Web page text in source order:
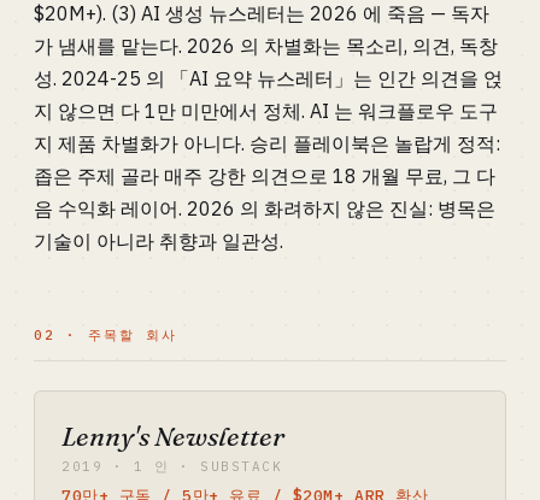
$20M+). (3) AI 생성 뉴스레터는 2026 에 죽음 — 독자
가 냄새를 맡는다. 2026 의 차별화는 목소리, 의견, 독창
성. 2024-25 의 「AI 요약 뉴스레터」는 인간 의견을 얹
지 않으면 다 1만 미만에서 정체. AI 는 워크플로우 도구
지 제품 차별화가 아니다. 승리 플레이북은 놀랍게 정적:
좁은 주제 골라 매주 강한 의견으로 18 개월 무료, 그 다
음 수익화 레이어. 2026 의 화려하지 않은 진실: 병목은
기술이 아니라 취향과 일관성.
02 · 주목할 회사
Lenny's Newsletter
2019 · 1 인 · SUBSTACK
70만+ 구독 / 5만+ 유료 / $20M+ ARR 환산